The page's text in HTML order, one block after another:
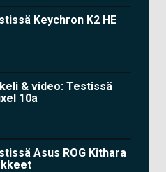
Keychron K2 HE
& video: Testissä
10a
Asus ROG Kithara